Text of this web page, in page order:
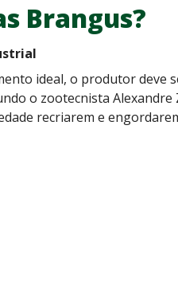
Brangus?
ideal, o produtor deve
o zootecnista Alexandre
recriarem e